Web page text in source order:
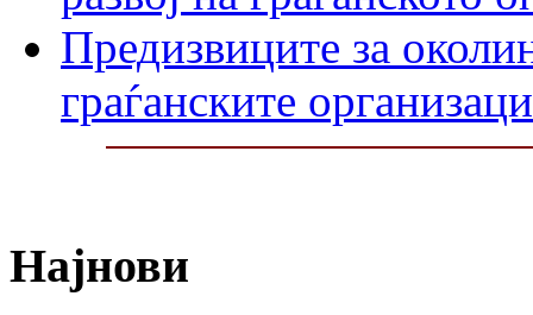
Предизвиците за
граѓанските
Најнови